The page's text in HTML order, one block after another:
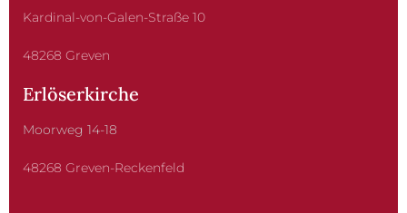
Kardinal-von-Galen-Straße 10
48268 Greven
Erlöserkirche
Moorweg 14-18
48268 Greven-Reckenfeld